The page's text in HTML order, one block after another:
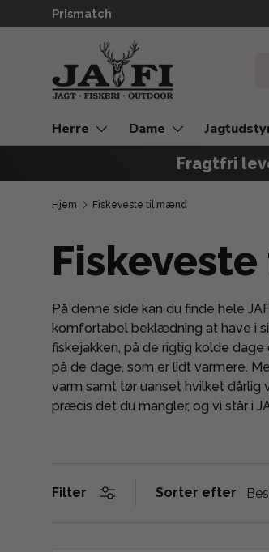
GÅ TIL INDHOLD
Prismatch
Herre Dame
Fragtfri
Hjem Fiskeveste til mænd
På denne side kan du finde hele
komfortabel beklædning at have i
fiskejakken, på de rigtig kolde
på de dage, som er lidt varmere.
varm samt tør uanset hvilket dårlig
præcis det du mangler, og vi står i
Filter Sorter efter